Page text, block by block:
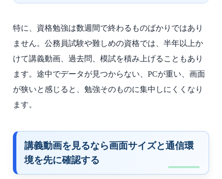
特に、資格勉強は数週間で終わるものばかりではあり
ません。公務員試験や難しめの資格では、半年以上か
けて講義動画、過去問、模試を積み上げることもあり
ます。途中でデータが見つからない、PCが重い、画面
が狭いと感じると、勉強そのものに集中しにくくなり
ます。
講義動画を見るなら画面サイズと通信環
境を先に確認する